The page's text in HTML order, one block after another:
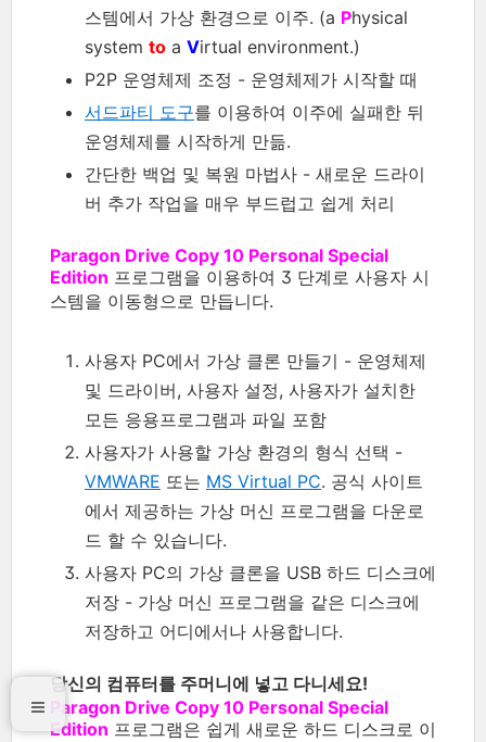
스템에서 가상 환경으로 이주. (a Physical
system to a Virtual environment.)
P2P 운영체제 조정 - 운영체제가 시작할 때
서드파티 도구를 이용하여 이주에 실패한 뒤
운영체제를 시작하게 만듦.
간단한 백업 및 복원 마법사 - 새로운 드라이
버 추가 작업을 매우 부드럽고 쉽게 처리
Paragon Drive Copy 10 Personal Special
Edition 프로그램을 이용하여 3 단계로 사용자 시
스템을 이동형으로 만듭니다.
사용자 PC에서 가상 클론 만들기 - 운영체제
및 드라이버, 사용자 설정, 사용자가 설치한
모든 응용프로그램과 파일 포함
사용자가 사용할 가상 환경의 형식 선택 -
VMWARE 또는 MS Virtual PC. 공식 사이트
에서 제공하는 가상 머신 프로그램을 다운로
드 할 수 있습니다.
사용자 PC의 가상 클론을 USB 하드 디스크에
저장 - 가상 머신 프로그램을 같은 디스크에
저장하고 어디에서나 사용합니다.
당신의 컴퓨터를 주머니에 넣고 다니세요!
Paragon Drive Copy 10 Personal Special
Edition 프로그램은 쉽게 새로운 하드 디스크로 이